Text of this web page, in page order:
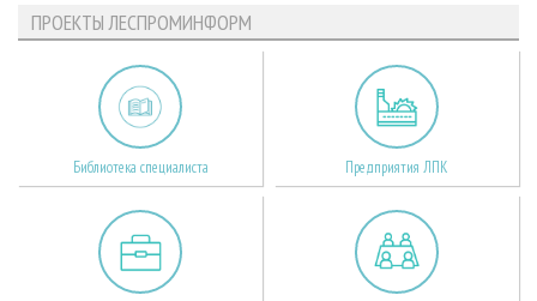
ПРОЕКТЫ ЛЕСПРОМИНФОРМ
Библиотека специалиста Предприятия ЛПК